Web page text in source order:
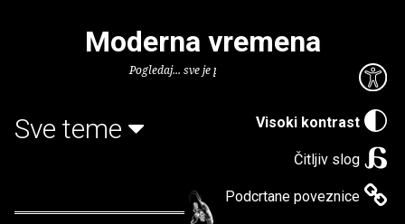
Visoki kontrast
Čitljiv slog
Podcrtane poveznice
Moderna vremena
Pogledaj... sve je puno knjiga.
Sve teme